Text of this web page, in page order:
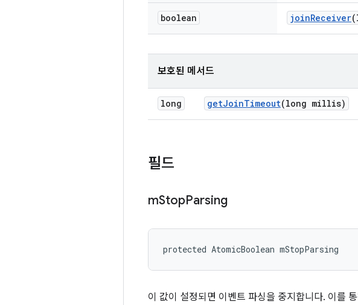
boolean joinReceiver
보호된 메서드
long getJoinTimeout(long millis)
필드
mStopParsing
protected AtomicBoolean mStopParsing
이 값이 설정되면 이벤트 파싱을 중지합니다. 이를